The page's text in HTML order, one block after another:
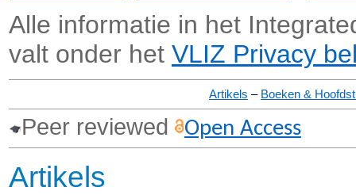
Alle informatie in het
valt onder het VLIZ Privacy
Artikels – Boeken &
Peer reviewed Open Access
Artikels